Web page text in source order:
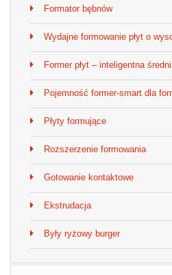
Formator bębnów
Wydajne formowanie płyt o
Former płyt – inteligentna
Pojemność former-smart dla
Płyty formujące
Rozszerzenie formowania
Gotowanie kontaktowe
Ekstrudacja
Były ryżowy burger